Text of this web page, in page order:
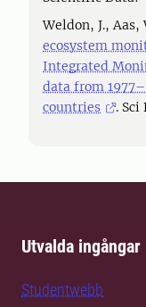
Weldon, J.,
ecosystem
Integrated
data from
countries
. Sci
Utvalda ingångar
Studentwebb